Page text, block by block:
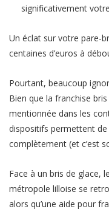
significativement
Un éclat sur votre pare-
centaines d’euros à
Pourtant, beaucoup
Bien que la franchise
mentionnée dans les
dispositifs permettent de
complètement (et c’est
Face à un bris de glace,
métropole lilloise se
alors qu’une aide pour